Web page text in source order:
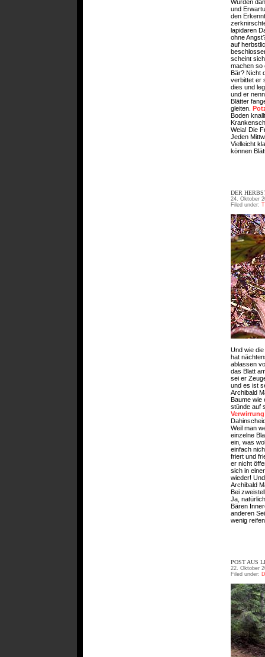
Würden
und
den
lapidaren
ohne
auf
scheint
machen so
Bär? Nicht
verbittet er
dies und
und er
Blätter
gleiten.
Boden
Weia! Die
Jeden
Vielleicht
können
DER
24. Oktober
Filed under:
Und wie
hat
ablassen
das Blatt
sei er
und es ist
Archibald
Baume wie
stünde auf
Weil man
einzelne
ein, was
einfach
friert und
er nicht
sich in
wieder!
Archibald
Bei
Ja,
Bären
anderen
wenig
POST AUS
22. Oktober
Filed under: